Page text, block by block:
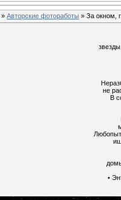
» Авторские фотоработы » За окном,
не
В
•